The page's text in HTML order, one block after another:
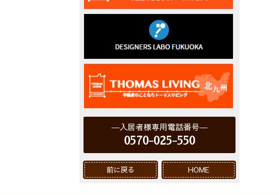
入居者様専用電話番号
0570-025-550
前に戻る HOME